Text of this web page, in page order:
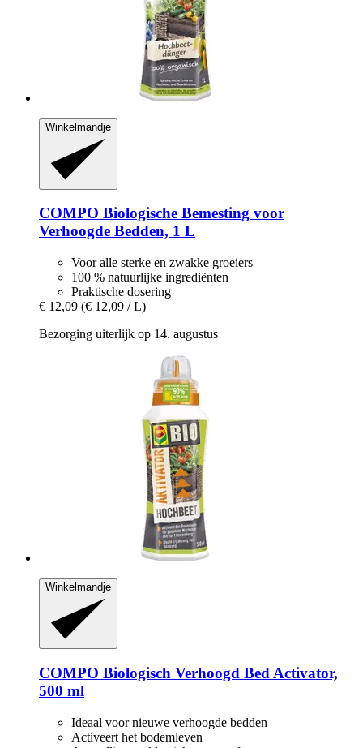
Winkelmandje
COMPO Biologische Bemesting voor
Verhoogde Bedden, 1 L
Voor alle sterke en zwakke groeiers
100 % natuurlijke ingrediënten
Praktische dosering
€ 12,09 (€ 12,09 / L)
Bezorging uiterlijk op 14. augustus
Winkelmandje
COMPO Biologisch Verhoogd Bed Activator,
500 ml
Ideaal voor nieuwe verhoogde bedden
Activeert het bodemleven